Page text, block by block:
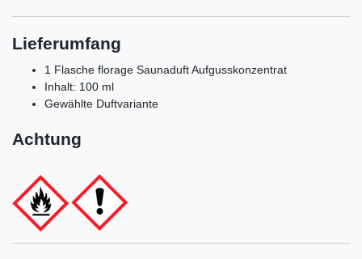
Lieferumfang
1 Flasche florage Saunaduft Aufgusskonzentrat
Inhalt: 100 ml
Gewählte Duftvariante
Achtung